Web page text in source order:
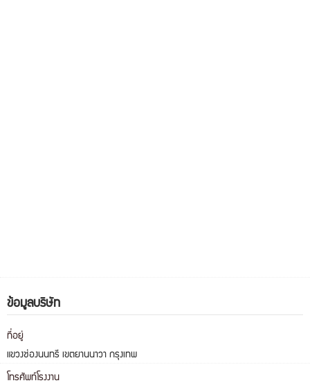
ข้อมูลบริษัท
ที่อยู่
แขวงช่องนนทรี เขตยานนาวา กรุงเทพ
โทรศัพท์โรงงาน